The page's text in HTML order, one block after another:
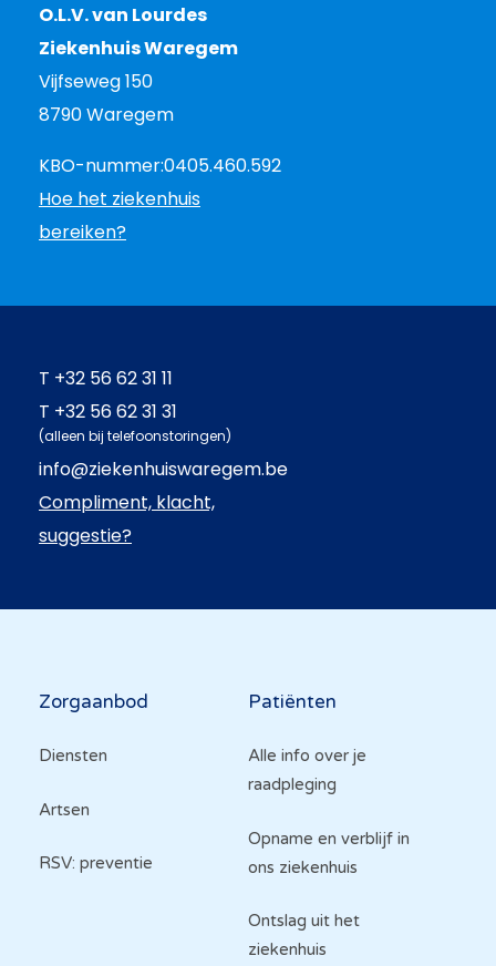
O.L.V. van Lourdes
Ziekenhuis Waregem
Vijfseweg 150
8790 Waregem
KBO-nummer:0405.460.592
Hoe het ziekenhuis
bereiken?
T +32 56 62 31 11
T +32 56 62 31 31
(alleen bij telefoonstoringen)
info@ziekenhuiswaregem.be
Compliment, klacht,
suggestie?
Hoofdnavigatie
Zorgaanbod
Diensten
Artsen
RSV: preventie
Patiënten
Alle info over je
raadpleging
Opname en verblijf in
ons ziekenhuis
Ontslag uit het
ziekenhuis